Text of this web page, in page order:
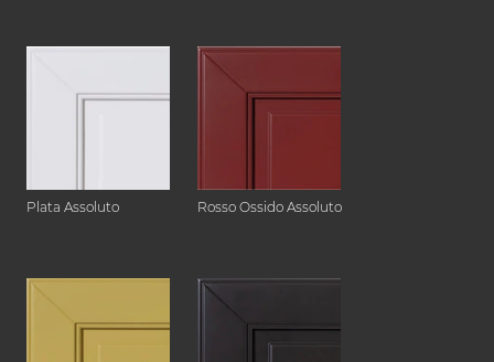
Plata Assoluto Rosso Ossido Assoluto